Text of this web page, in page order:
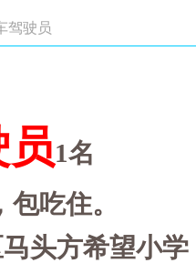
驾驶员
1名
吃住。
头方希望小学